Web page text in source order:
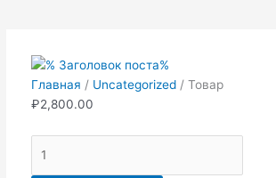
Главная / Uncategorized/ Товар
₽2,800.00